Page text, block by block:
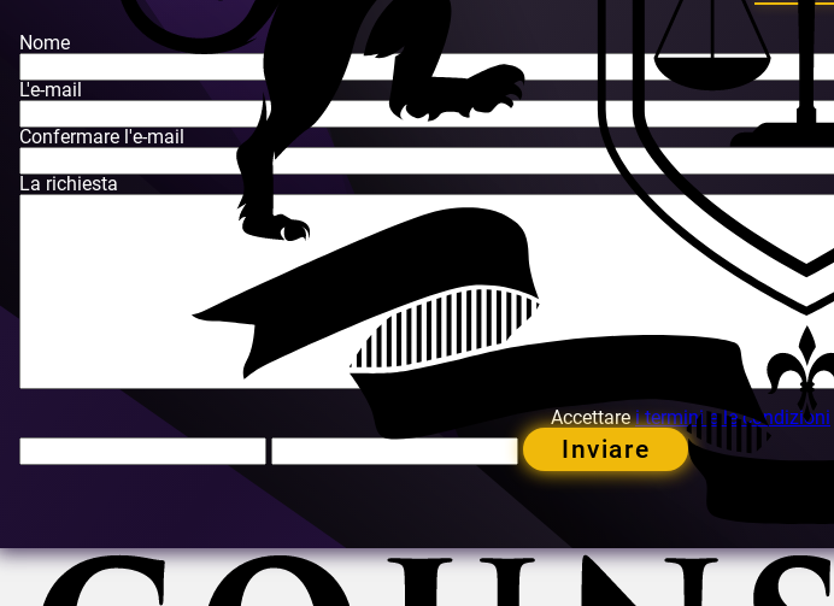
Nome
L'e-mail
Confermare l'e-mail
La richiesta
Accettarei termini e le condizioni
Inviare